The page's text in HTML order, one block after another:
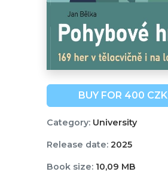
BUY FOR 400 CZK
Category:University
Release date:2025
Book size:10,09 MB